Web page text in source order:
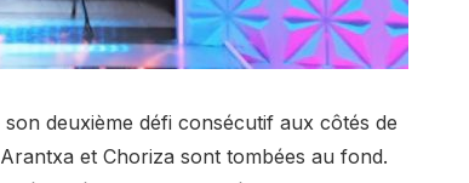
deuxième défi consécutif aux côtés de
et Choriza sont tombées au fond.